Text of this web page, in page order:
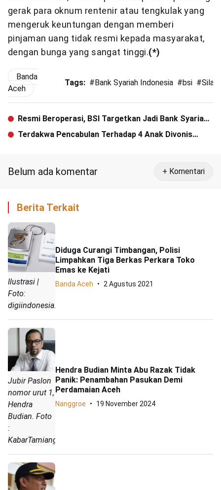
gerak para oknum rentenir atau tengkulak yang
mengeruk keuntungan dengan memberi
pinjaman uang tidak resmi kepada masyarakat,
dengan bunga yang sangat tinggi.(*)
Banda
Aceh
Tags: # Bank Syariah Indonesia #bsi #
Resmi Beroperasi, BSI Targetkan Jadi Bank Syariah
Skala Dunia
Terdakwa Pencabulan Terhadap 4 Anak Divonis
Belum ada komentar + Komentari
Berita Terkait
Ilustrasi |
Foto:
digiindonesia.com
Diduga Curangi Timbangan, Polisi
Limpahkan Tiga Berkas Perkara Toko
Emas ke Kejati
Banda Aceh 2 Agustus 2021
Jubir Paslon
nomor urut 1,
Hendra
Budian. Foto
:
KabarTamiang.
Hendra Budian Minta Abu Razak Tidak
Panik: Penambahan Pasukan Demi
Perdamaian Aceh
Nanggroe 19 November 2024